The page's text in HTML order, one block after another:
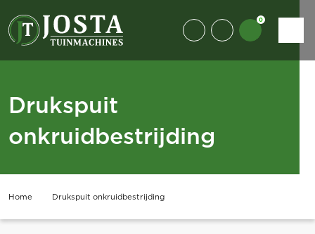
0
Drukspuit
onkruidbestrijding
Home Drukspuit onkruidbestrijding